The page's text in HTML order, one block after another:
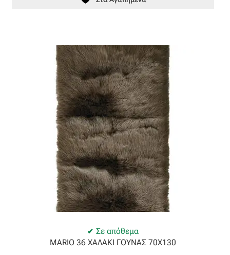
Ταφτάς μεταξωτός
Φιλ-κουπέ
Σε απόθεμα
MARIO 36 ΧΑΛΑΚΙ ΓΟΥΝΑΣ 70Χ130